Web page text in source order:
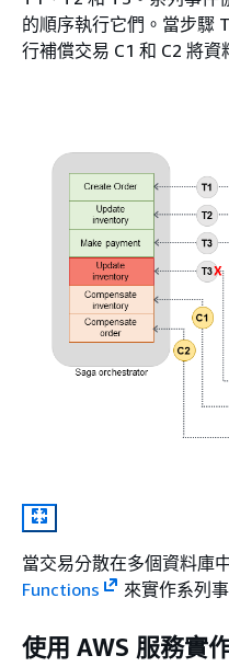
的順序執行它們。當步驟
行補償交易 C1 和 C2 將資
當交易分散在多個資料庫
Functions
來實作系列
使用 AWS 服務實